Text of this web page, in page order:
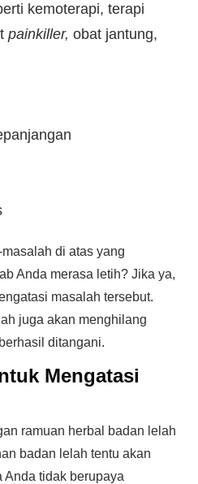
kemoterapi, terapi
painkiller, obat jantung,
di atas yang
Anda merasa letih? Jika ya,
masalah tersebut.
juga akan menghilang
ditangani.
Mengatasi
ramuan herbal badan lelah
badan lelah tentu akan
Anda tidak berupaya